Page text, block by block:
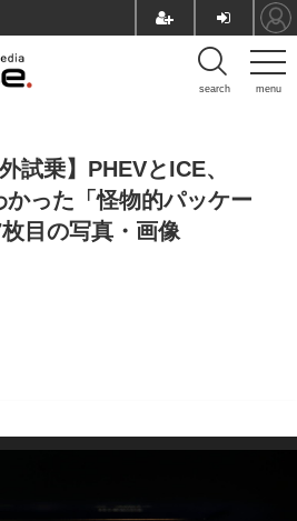
menu
search
試乗】PHEVとICE、
った「怪物的パッケー
目の写真・画像